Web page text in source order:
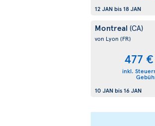
12 JAN bis 18 JAN
Montreal (CA)
von Lyon (FR)
477 €
inkl.
10 JAN bis 16 JAN